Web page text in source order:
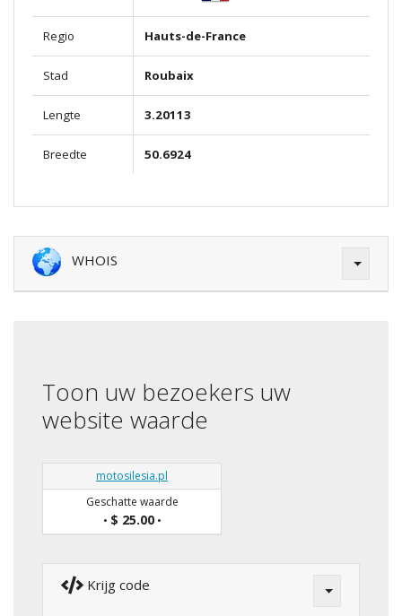
Regio Hauts-de-France
Stad Roubaix
Lengte 3.20113
Breedte 50.6924
WHOIS
Toon uw bezoekers uw
website waarde
motosilesia.pl
Geschatte waarde
• $ 25.00•
Krijg code